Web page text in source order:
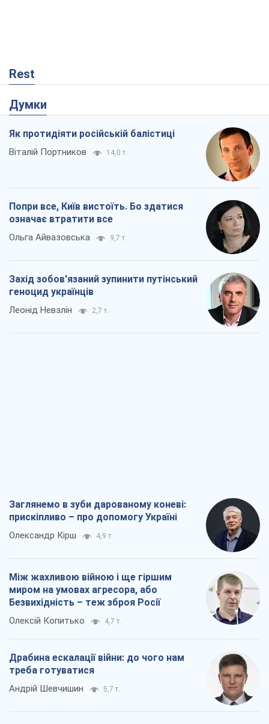
Rest
Думки
Як протидіяти російській балістиці
Віталій Портников 14,0 т.
Попри все, Київ вистоїть. Бо здатися
означає втратити все
Ольга Айвазовська 9,7 т.
Захід зобов'язаний зупинити путінський
геноцид українців
Леонід Невзлін 2,7 т.
Заглянемо в зуби дарованому коневі:
прискіпливо – про допомогу Україні
Олександр Кірш 4,9 т.
Між жахливою війною і ще гіршим
миром на умовах агресора, або
Безвихідність – теж зброя Росії
Олексій Копитько 4,7 т.
Драбина ескалації війни: до чого нам
треба готуватися
Андрій Шевчишин 5,7 т.